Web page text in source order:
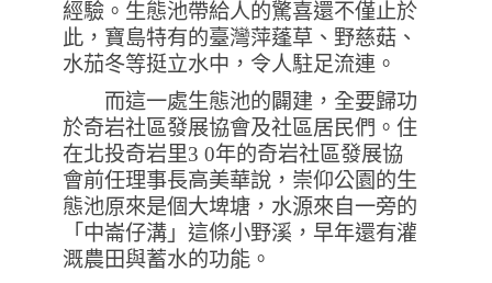
經驗。生態池帶給人的驚喜還不僅止於
此，寶島特有的臺灣萍蓬草、野慈菇、
水茄冬等挺立水中，令人駐足流連。
而這一處生態池的闢建，全要歸功
於奇岩社區發展協會及社區居民們。住
在北投奇岩里3 0年的奇岩社區發展協
會前任理事長高美華說，崇仰公園的生
態池原來是個大埤塘，水源來自一旁的
「中崙仔溝」這條小野溪，早年還有灌
溉農田與蓄水的功能。